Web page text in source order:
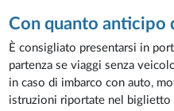
Con quanto anticipo
È consigliato presentarsi in
partenza se viaggi senza
in caso di imbarco con auto,
istruzioni riportate nel